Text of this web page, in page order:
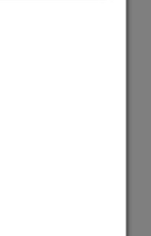
als